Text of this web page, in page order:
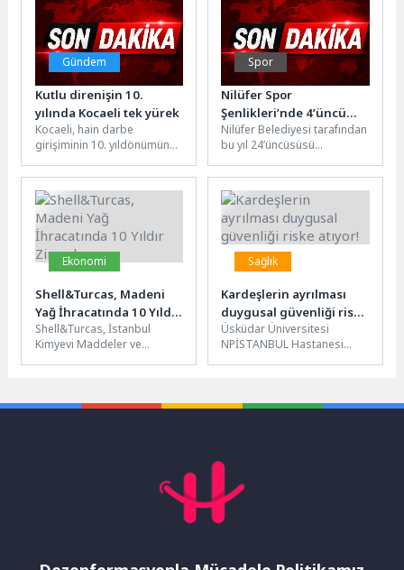
Gündem
Kutlu direnişin 10.
yılında Kocaeli tek yürek
Kocaeli, hain darbe
girişiminin 10. yıldönümünde
demokrasinin sarsılmaz
savunucusu olduğunu...
Spor
Nilüfer Spor
Şenlikleri’nde 4’üncü
hafta heyecanı
Nilüfer Belediyesi tarafından
bu yıl 24’üncüsüsü
Uluslararası Spor Şenlikleri,
4.hafta müsabakalarıyla tüm
hızıyla...
Ekonomi
Shell&Turcas, Madeni
Yağ İhracatında 10 Yıldır
Zirvede
Shell&Turcas, İstanbul
Kimyevi Maddeler ve
Yıldızları Ödülleri, Madeni...
Sağlık
Kardeşlerin ayrılması
duygusal güvenliği riske
atıyor!
Üsküdar Üniversitesi
NPİSTANBUL Hastanesi
boşanma...